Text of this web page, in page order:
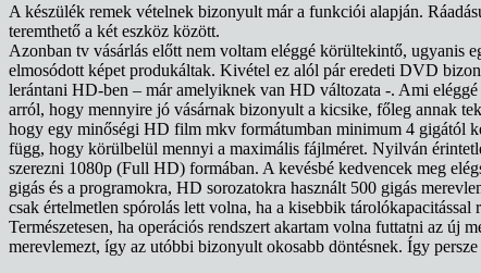
A készülék remek vételnek bizonyult már a funkciói alapján.
teremthető a két eszköz között.
Azonban tv vásárlás előtt nem voltam eléggé körültekintő, ugyanis
elmosódott képet produkáltak. Kivétel ez alól pár eredeti DVD
lerántani HD-ben – már amelyiknek van HD változata -. Ami
arról, hogy mennyire jó vásárnak bizonyult a kicsike, főleg annak
hogy egy minőségi HD film mkv formátumban minimum 4 gigától
függ, hogy körülbelül mennyi a maximális fájlméret. Nyilván
szerezni 1080p (Full HD) formában. A kevésbé kedvencek meg
gigás és a programokra, HD sorozatokra használt 500 gigás
csak értelmetlen spórolás lett volna, ha a kisebbik
Természetesen, ha operációs rendszert akartam volna futtatni az új
merevlemezt, így az utóbbi bizonyult okosabb döntésnek. Így